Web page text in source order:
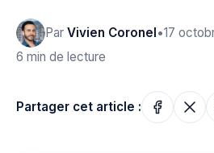
Par Vivien Coronel•17
6 min de lecture
Partager cet article :